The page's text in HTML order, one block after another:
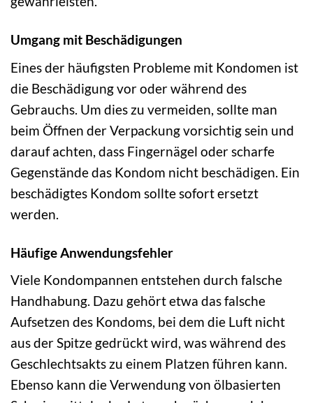
Umgang mit Beschädigungen
Eines der häufigsten Probleme mit Kondomen ist
die Beschädigung vor oder während des
Gebrauchs. Um dies zu vermeiden, sollte man
beim Öffnen der Verpackung vorsichtig sein und
darauf achten, dass Fingernägel oder scharfe
Gegenstände das Kondom nicht beschädigen. Ein
beschädigtes Kondom sollte sofort ersetzt
werden.
Häufige Anwendungsfehler
Viele Kondompannen entstehen durch falsche
Handhabung. Dazu gehört etwa das falsche
Aufsetzen des Kondoms, bei dem die Luft nicht
aus der Spitze gedrückt wird, was während des
Geschlechtsakts zu einem Platzen führen kann.
Ebenso kann die Verwendung von ölbasierten